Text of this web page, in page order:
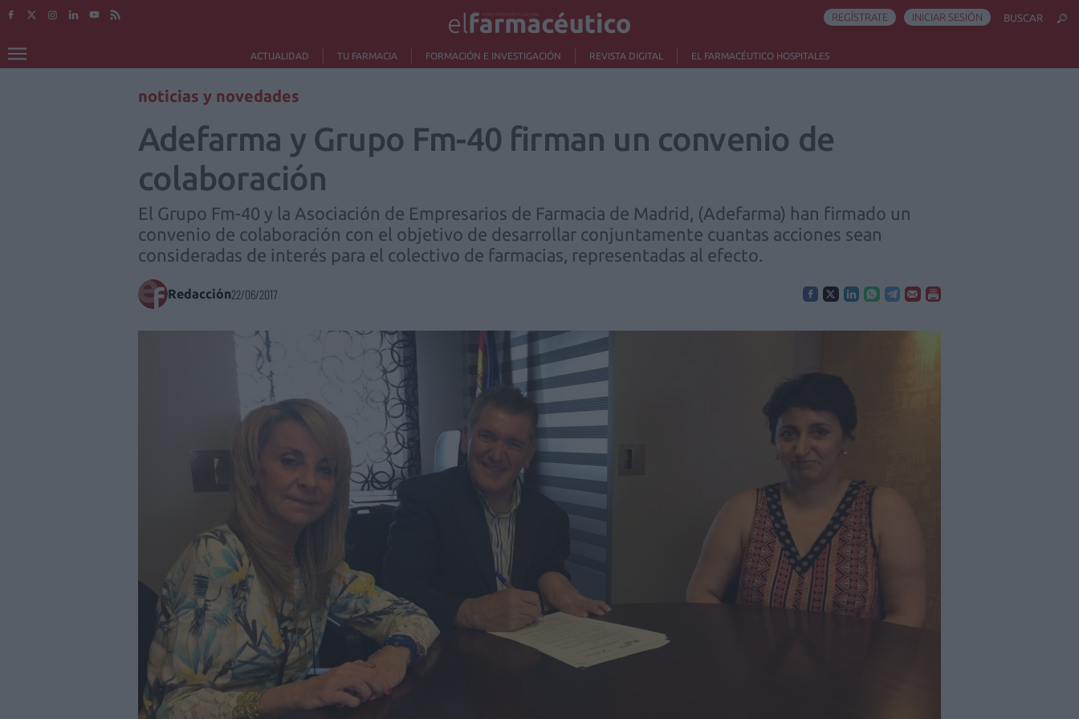
ACTUALIDAD TU FARMACIA FORMACIÓN E INVESTIGACIÓN REVISTA DIGITAL EL FARMACÉUTICO HOSPITALES
REGÍSTRATE INICIAR SESIÓN BUSCAR
noticias y novedades
Adefarma y Grupo Fm-40 firman un convenio de
colaboración
El Grupo Fm-40 y la Asociación de Empresarios de Farmacia de Madrid, (Adefarma) han firmado un
convenio de colaboración con el objetivo de desarrollar conjuntamente cuantas acciones sean
consideradas de interés para el colectivo de farmacias, representadas al efecto.
Redacción22/06/2017